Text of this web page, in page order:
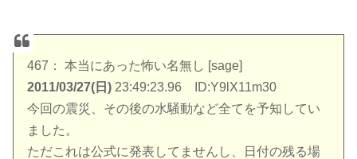
467： 本当にあった怖い名無し [sage]
2011/03/27(日) 23:49:23.96 ID:Y9lX11m30
今回の震災、その後の水騒動など全てを予知してい
ました。
ただこれは公式に発表してませんし、日付の残る場